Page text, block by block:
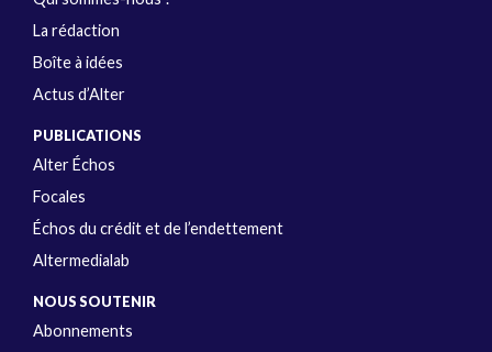
La rédaction
Boîte à idées
Actus d’Alter
PUBLICATIONS
Alter Échos
Focales
Échos du crédit et de l’endettement
Altermedialab
NOUS SOUTENIR
Abonnements